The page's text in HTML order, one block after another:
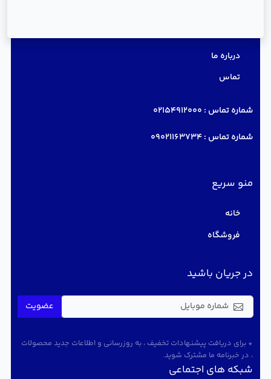
درباره ما
تماس
شماره تماس : 02154912000
شماره تماس :09021163734
منو سریع
خانه
فروشگاه
در جریان باشید
عضویت
* برای دریافت پیشنهادات تخفیف ، به روزرسانی و اطلاعات جدید محصولات
، در خبرنامه ما مشترک شوید.
شبکه های اجتماعی